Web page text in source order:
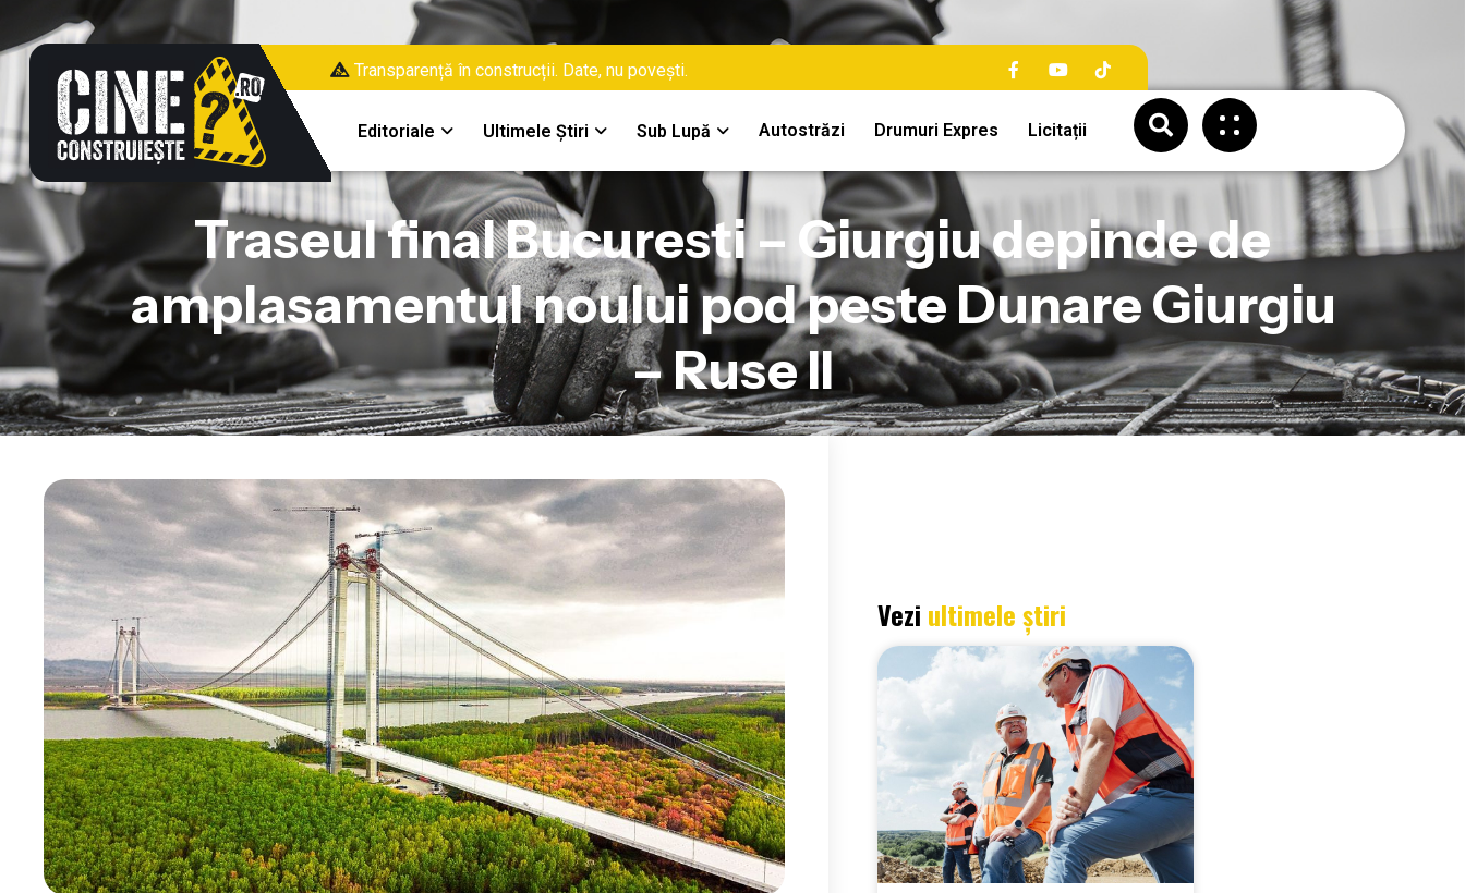
Transparență în construcții. Date, nu povești.
Editoriale Ultimele Știri Sub Lupă Autostrăzi Drumuri Expres Licitații
Traseul final Bucuresti – Giurgiu depinde de
amplasamentul noului pod peste Dunare Giurgiu
– Ruse II
Vezi ultimele știri